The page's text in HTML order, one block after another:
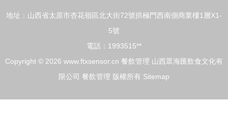
地址：山西省太原市杏花嶺區北大街72號拱極門西南側商業樓1層X1-
5號
電話：1993515**
Copyright © 2026 www.ftxsensor.cn 餐飲管理 山西眾海匯飲食文化有
限公司 餐飲管理 版權所有 Sitemap